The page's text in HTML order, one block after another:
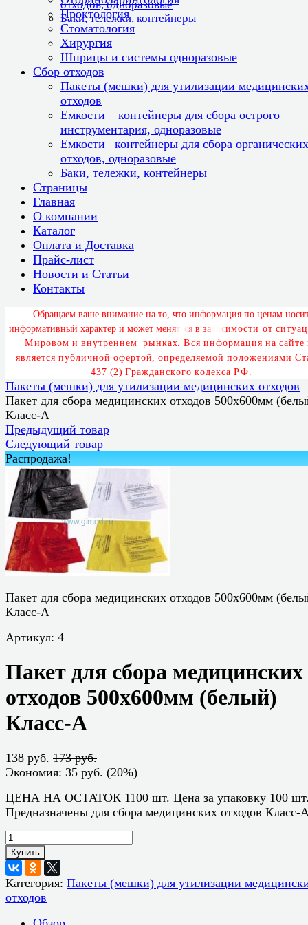
отходов, одноразовые
Баки, тележки, контейнеры
Проктология
Стоматология
Хирургия
Шприцы и системы одноразовые
Сбор отходов
Пакеты (мешки) для утилизации
отходов
Емкости – контейнеры для сбора острого
инструментария, одноразовые
Емкости –контейнеры для сбора органических
отходов, одноразовые
Баки, тележки, контейнеры
Страницы
Главная
О компании
Каталог
Оплата и Доставка
Прайс-лист
Новости и Статьи
Контакты
Обращаем ваше внимание на то, что информация по ценам носи
информативный характер и может менят ься в за исимости от ситуац
Мировом и внутреннем рынках. Вся информация на сайте
является публичной офертой, определяемой положениями Ст
437 (2) Гражданского кодекса РФ.
Пакеты (мешки) для утилизации медицинских отходов
Пакет для сбора медицинских отходов 500х600мм
Класс-А
Предыдущий товар
Следующий товар
Распродажа!
Пакет для сбора медицинских отходов 500х600мм
Класс-А
Артикул: 4
Пакет для сбора медицинских
отходов 500х600мм (белый)
Класс-А
138 руб. 173 руб.
Экономия: 35 руб. (20%)
ЦЕНА НА ОСТАТОК 1100 шт. Цена за упаковку 100
Предназначены для сбора медицинских отходов Класс-
Купить
Категория: Пакеты (мешки) для утилизации
отходов